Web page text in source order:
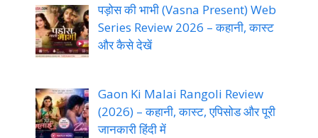
पड़ोस की भाभी (Vasna Present) Web
Series Review 2026 – कहानी, कास्ट
और कैसे देखें
Gaon Ki Malai Rangoli Review
(2026) – कहानी, कास्ट, एपिसोड और पूरी
जानकारी हिंदी में